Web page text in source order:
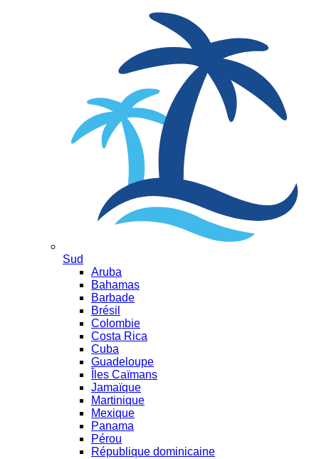
Sud
Aruba
Bahamas
Barbade
Brésil
Colombie
Costa Rica
Cuba
Guadeloupe
Îles Caïmans
Jamaïque
Martinique
Mexique
Panama
Pérou
République dominicaine